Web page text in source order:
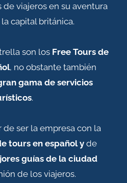
viajeros en su aventura
capital británica.
son los Free Tours de
, no obstante también
gama de servicios
.
ser la empresa con la
tours en español y de
guías de la ciudad
de los viajeros.